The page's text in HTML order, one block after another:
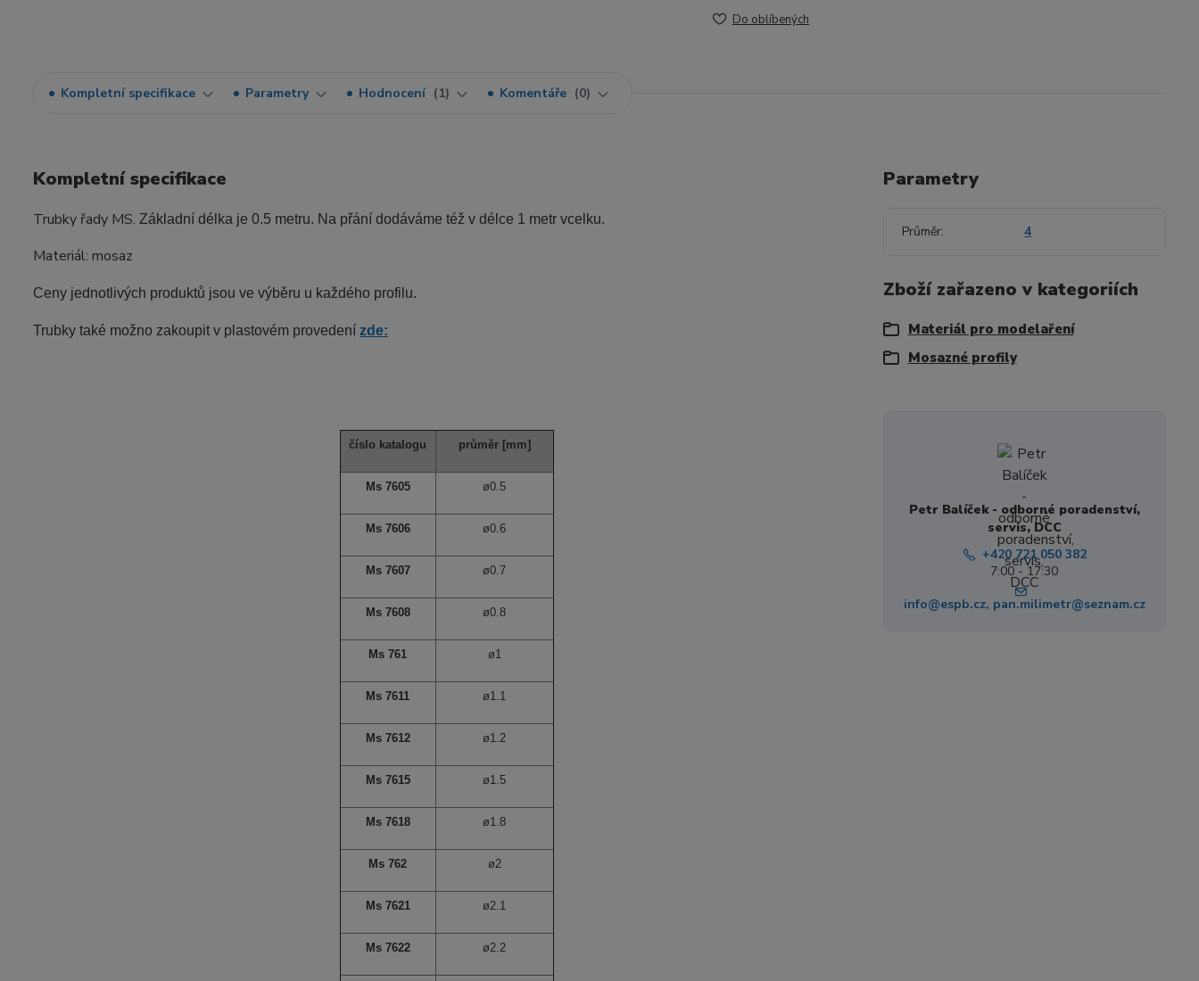
Do oblíbených
Kompletní specifikace Parametry Hodnocení 1 Komentáře 0
Kompletní specifikace
Trubky řady MS. Základní délka je 0.5 metru. Na přání dodáváme též v délce 1 metr vcelku.
Materiál: mosaz
Ceny jednotlivých produktů jsou ve výběru u každého profilu.
Trubky také možno zakoupit v plastovém provedení zde:
číslo katalogu průměr [mm]
Ms 7605 ø0.5
Ms 7606 ø0.6
Ms 7607 ø0.7
Ms 7608 ø0.8
Ms 761 ø1
Ms 7611 ø1.1
Ms 7612 ø1.2
Ms 7615 ø1.5
Ms 7618 ø1.8
Ms 762 ø2
Ms 7621 ø2.1
Ms 7622 ø2.2
Parametry
Průměr 4
Zboží zařazeno v kategoriích
Materiál pro modelaření
Mosazné profily
Petr Balíček - odborné poradenství,
servis, DCC
+420 721 050 382
7:00 - 17:30
info@espb.cz, pan.milimetr@seznam.cz